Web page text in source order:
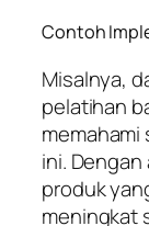
Contoh
Misalnya,
pelatihan
ini.
produk
meningkat